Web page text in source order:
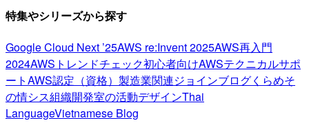
特集やシリーズから探す
Google Cloud Next ’25AWS re:Invent 2025AWS再入門
2024AWSトレンドチェック初心者向けAWSテクニカルサポ
ートAWS認定（資格） 製造業関連ジョインブログくらめそ
の情シス組織開発室の活動デザインThai
LanguageVietnamese Blog